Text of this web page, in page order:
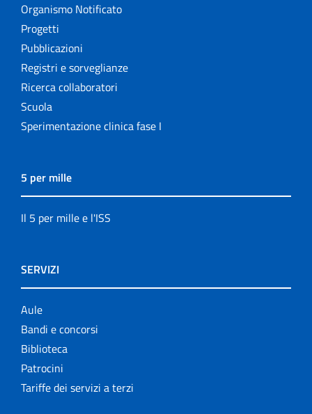
Organismo Notificato
Progetti
Pubblicazioni
Registri e sorveglianze
Ricerca collaboratori
Scuola
Sperimentazione clinica fase I
5 per mille
Il 5 per mille e l'ISS
SERVIZI
Aule
Bandi e concorsi
Biblioteca
Patrocini
Tariffe dei servizi a terzi